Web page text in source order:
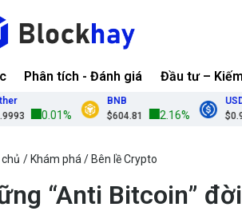
Phân tích - Đánh giá Đầu tư –
0.01%
BNB
$604.81
2.16%
USDC
$0.9999
Khám phá Bên lề Crypto
“Anti Bitcoin”